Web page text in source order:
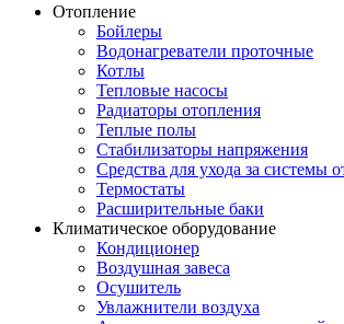
Отопление
Бойлеры
Водонагреватели проточные
Котлы
Тепловые насосы
Радиаторы отопления
Теплые полы
Стабилизаторы напряжения
Средства для ухода за системы
Термостаты
Расширительные баки
Климатическое оборудование
Кондиционер
Воздушная завеса
Осушитель
Увлажнители воздуха